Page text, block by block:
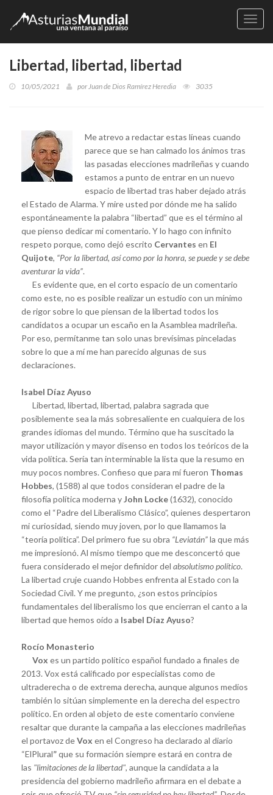
Libertad, libertad, libertad
10/05/2021 porJuan de Dios Ramírez Heredia 3035
Me atrevo a redactar estas líneas cuando
parece que se han calmado los ánimos tras
las pasadas elecciones madrileñas y cuando
estamos a punto de entrar en un nuevo
espacio de libertad tras haber dejado atrás
el Estado de Alarma. Y mire usted por dónde me ha salido
espontáneamente la palabra “libertad” que es el término al
que pienso dedicar mi comentario. Y lo hago con infinito
respeto porque, como dejó escrito Cervantes en El
Quijote, “Por la libertad, así como por la honra, se puede y se debe
aventurar la vida”.
Es evidente que, en el corto espacio de un comentario
como este, no es posible realizar un estudio con un mínimo
de rigor sobre lo que piensan de la libertad todos los
candidatos a ocupar un escaño en la Asamblea madrileña.
Por eso, permítanme tan solo unas brevísimas pinceladas
sobre lo que a mí me han parecido algunas de sus
declaraciones.
Isabel Díaz Ayuso
Libertad, libertad, libertad, palabra sagrada que
posiblemente sea la más sobresaliente en cualquiera de los
grandes idiomas del mundo. Término que ha suscitado la
mayor utilización y mayor disenso en todos los teóricos de la
vida política. Sería tan interminable la lista que la resumo en
muy pocos nombres. Confieso que para mí fueron Thomas
Hobbes, (1588) al que todos consideran el padre de la
filosofía política moderna yJohn Locke(1632), conocido
como el “Padre del Liberalismo Clásico”, quienes despertaron
mi curiosidad, siendo muy joven, por lo que llamamos la
“teoría política”. Del primero fue su obra “Leviatán”la que más
me impresionó. Al mismo tiempo que me desconcertó que
fuera considerado el mejor definidor del absolutismo político.
La libertad cruje cuando Hobbes enfrenta al Estado con la
Sociedad Civil. Y me pregunto, ¿son estos principios
fundamentales del liberalismo los que encierran el canto a la
libertad que hemos oído a Isabel Díaz Ayuso?
Rocío Monasterio
Vox es un partido político español fundado a finales de
2013. Vox está calificado por especialistas como de
ultraderecha o de extrema derecha, aunque algunos medios
también lo sitúan simplemente en la derecha del espectro
político. En orden al objeto de este comentario conviene
resaltar que durante la campaña a las elecciones madrileñas
el portavoz deVox en el Congreso ha declarado al diario
“ElPlural”que su formación siempre estará en contra de
las "limitaciones de la libertad", aunque la candidata a la
presidencia del gobierno madrileño afirmara en el debate a